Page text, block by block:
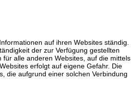
auf ihren Websites ständig.
der zur Verfügung gestellten
alle anderen Websites, auf die mittels
erfolgt auf eigene Gefahr. Die
die aufgrund einer solchen Verbindung